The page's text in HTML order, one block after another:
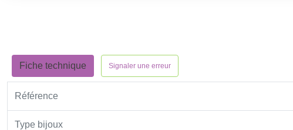
Fiche technique Signaler une erreur
Référence
Type bijoux